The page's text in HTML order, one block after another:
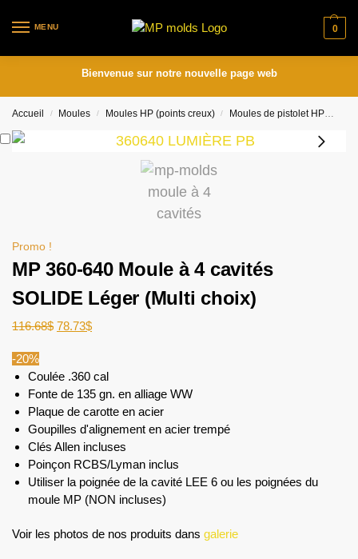
MENU 0
Bienvenue sur notre nouvelle page web
Accueil / Moules / Moules HP (points creux) / Moules de pistolet HP
Promo !
MP 360-640 Moule à 4 cavités
SOLIDE Léger (Multi choix)
116.68$ 78.73$
-20%
Coulée .360 cal
Fonte de 135 gn. en alliage WW
Plaque de carotte en acier
Goupilles d'alignement en acier trempé
Clés Allen incluses
Poinçon RCBS/Lyman inclus
Utiliser la poignée de la cavité LEE 6 ou les poignées du
moule MP (NON incluses)
Voir les photos de nos produits dans galerie